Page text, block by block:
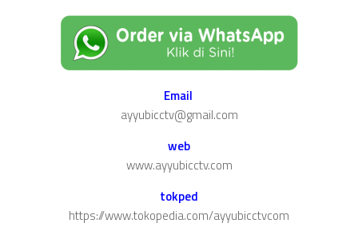
Email
ayyubicctv@gmail.com
web
www.ayyubicctv.com
tokped
https://www.tokopedia.com/ayyubicctvcom